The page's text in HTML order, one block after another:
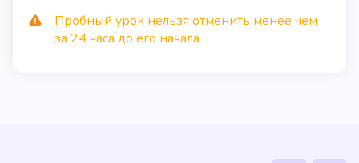
Пробный урок нельзя отменить менее чем
за 24 часа до его начала